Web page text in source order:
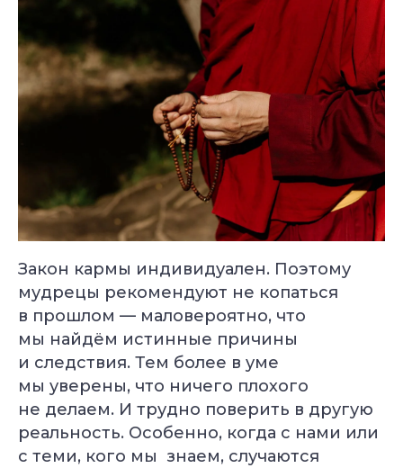
Закон кармы индивидуален. Поэтому
мудрецы рекомендуют не копаться
в прошлом — маловероятно, что
мы найдём истинные причины
и следствия. Тем более в уме
мы уверены, что ничего плохого
не делаем. И трудно поверить в другую
реальность. Особенно, когда с нами или
с теми, кого мы знаем, случаются